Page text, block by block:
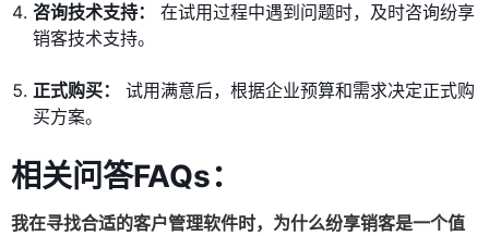
咨询技术支持：
在试用过程中遇到问题时，及时咨询纷享
销客技术支持。
正式购买：
试用满意后，根据企业预算和需求决定正式购
买方案。
相关问答FAQs：
我在寻找合适的客户管理软件时，为什么纷享销客是一个值